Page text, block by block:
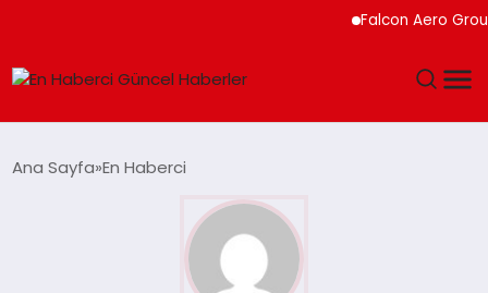
Falcon Aero
Ana Sayfa En Haberci